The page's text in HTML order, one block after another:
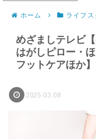
ホーム ライフ
めざましテレビ
はがしピロー・
フットケアほか】
2025.03.08